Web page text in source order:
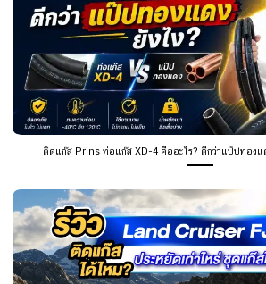
ติดแก๊ส Prins ท่อแก๊ส XD-4 คืออะไร? ดีกว่าแป๊ปทองแ